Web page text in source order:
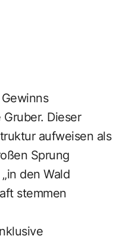
Dieser
aufweisen als
Sprung
den Wald
stemmen